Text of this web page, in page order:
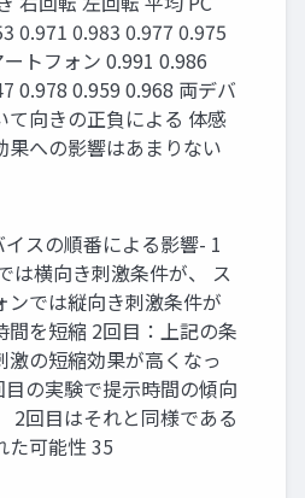
0.971 0.983 0.977 0.975
トフォン 0.991 0.986
0.978 0.959 0.968 両デバ
て向きの正負による 体感
果への影響はあまりない
スの順番による影響- 1
は横向き刺激条件が、 ス
ンでは縦向き刺激条件が
間を短縮 2回目：上記の条
激の短縮効果が高くなっ
の実験で提示時間の傾向
2回目はそれと同様である
た可能性 35